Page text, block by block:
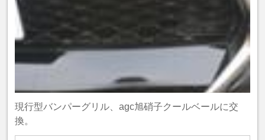
現行型バンパーグリル、agc旭硝子クールベールに交
換。